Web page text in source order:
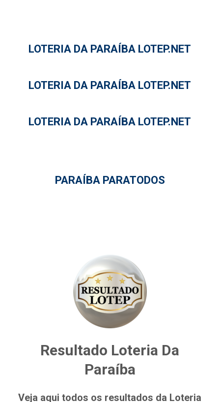
LOTERIA DA PARAÍBA LOTEP.NET
LOTERIA DA PARAÍBA LOTEP.NET
LOTERIA DA PARAÍBA LOTEP.NET
PARAÍBA PARATODOS
Resultado Loteria Da
Paraíba
Veja aqui todos os resultados da Loteria